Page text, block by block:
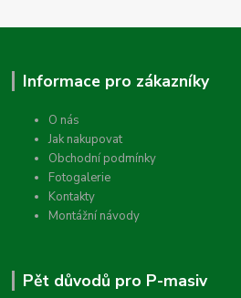
Informace pro zákazníky
O nás
Jak nakupovat
Obchodní podmínky
Fotogalerie
Kontakty
Montážní návody
Pět důvodů pro P-masiv